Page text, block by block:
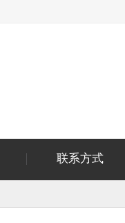
联系方式